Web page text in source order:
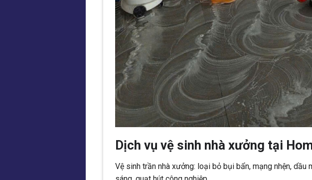
Dịch vụ vệ sinh nhà xưởng tại
Vệ sinh trần nhà xưởng: loại bỏ bụi bẩn, mạng nhện, dầu